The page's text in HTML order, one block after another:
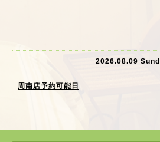
2026.08.09
周南店予約可能日